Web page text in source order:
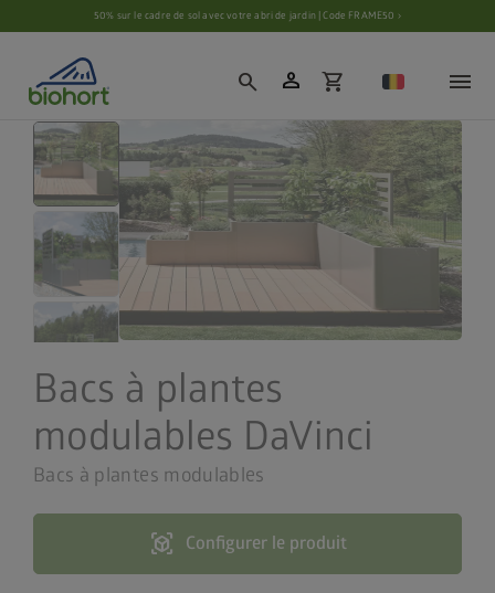
Paramètres des cookies50% sur le cadre de sol avec votre abri de jardin | Code FRAME50 ›
search person shopping_cart
Bacs à plantes
modulables DaVinci
Bacs à plantes modulables
view_in_ar Configurer le produit